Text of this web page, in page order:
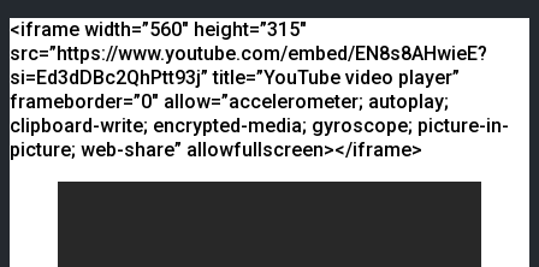
<iframe width=”560″ height=”315″
src=”https://www.youtube.com/embed/EN8s8AHwieE?
si=Ed3dDBc2QhPtt93j” title=”YouTube video player”
frameborder=”0″ allow=”accelerometer; autoplay;
clipboard-write; encrypted-media; gyroscope; picture-in-
picture; web-share” allowfullscreen></iframe>